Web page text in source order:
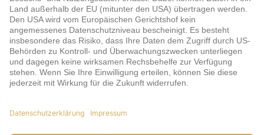
Zahlungsarten & Sicherheit
AGB